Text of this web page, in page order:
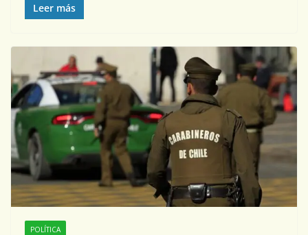
Leer más
POLÍTICA